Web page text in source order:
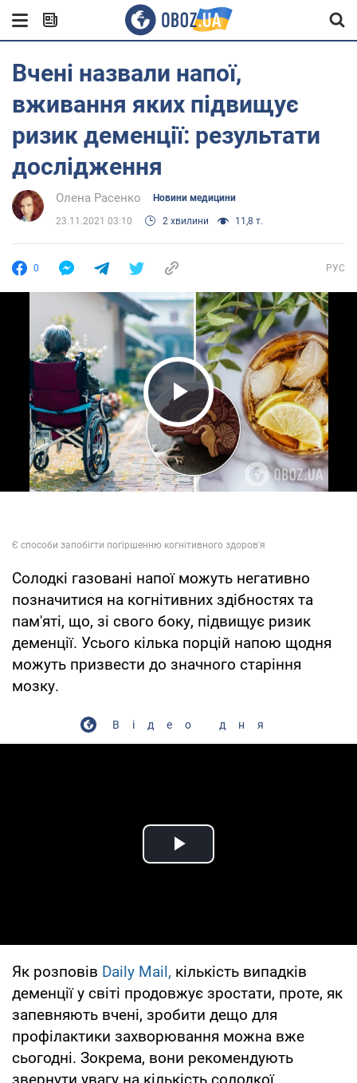
Вчені назвали напої,
вживання яких підвищує
ризик деменції: результати
дослідження
Олена Расенко Новини медицини
23.11.2021 03:10 2 хвилини 11,8 т.
0 РУС
Play Video
Солодкі газовані напої можуть негативно
позначитися на когнітивних здібностях та
пам'яті, що, зі свого боку, підвищує ризик
деменції. Усього кілька порцій напою щодня
можуть призвести до значного старіння
мозку.
Відео дня
Play Video
Як розповів Daily Mail, кількість випадків
деменції у світі продовжує зростати, проте, як
запевняють вчені, зробити дещо для
профілактики захворювання можна вже
сьогодні. Зокрема, вони рекомендують
звернути увагу на кількість солодкої